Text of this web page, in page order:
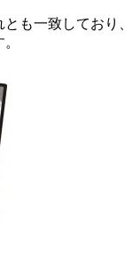
も一致しており、